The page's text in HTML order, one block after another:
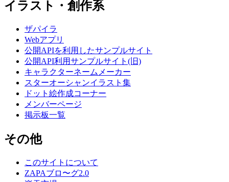
イラスト・創作系
ザパイラ
Webアプリ
公開APIを利用したサンプルサイト
公開API利用サンプルサイト(旧)
キャラクターネームメーカー
スターオーシャンイラスト集
ドット絵作成コーナー
メンバーページ
掲示板一覧
その他
このサイトについて
ZAPAブロ〜グ2.0